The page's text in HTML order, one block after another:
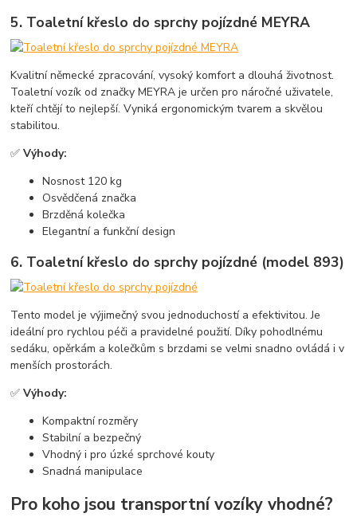
5. Toaletní křeslo do sprchy pojízdné MEYRA
Kvalitní německé zpracování, vysoký komfort a dlouhá životnost.
Toaletní vozík od značky MEYRA je určen pro náročné uživatele,
kteří chtějí to nejlepší. Vyniká ergonomickým tvarem a skvělou
stabilitou.
✅Výhody:
Nosnost 120 kg
Osvědčená značka
Brzděná kolečka
Elegantní a funkční design
6. Toaletní křeslo do sprchy pojízdné (model 893)
Tento model je výjimečný svou jednoduchostí a efektivitou. Je
ideální pro rychlou péči a pravidelné použití. Díky pohodlnému
sedáku, opěrkám a kolečkům s brzdami se velmi snadno ovládá i v
menších prostorách.
✅Výhody:
Kompaktní rozměry
Stabilní a bezpečný
Vhodný i pro úzké sprchové kouty
Snadná manipulace
Pro koho jsou transportní vozíky vhodné?